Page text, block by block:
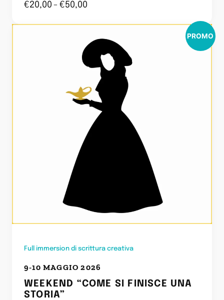
€20,00 - €50,00
PROMO
Full immersion di scrittura creativa
9-10 MAGGIO 2026
WEEKEND “COME SI FINISCE UNA
STORIA”